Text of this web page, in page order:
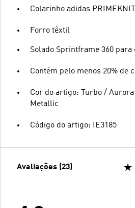
Colarinho adidas PRIMEKNIT
Forro têxtil
Solado Sprintframe 360 para
Contém pelo menos 20% de
Cor do artigo: Turbo /
Metallic
Código do artigo: IE3185
Avaliações (23)